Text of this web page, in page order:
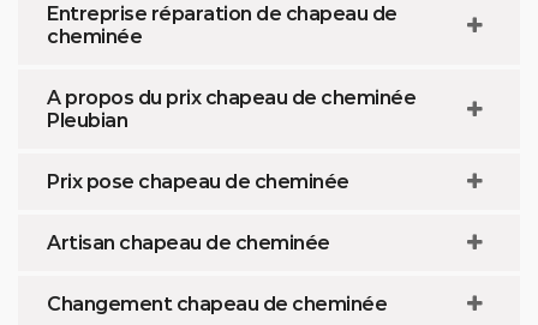
Entreprise réparation de chapeau de
cheminée
A propos du prix chapeau de cheminée
Pleubian
Prix pose chapeau de cheminée
Artisan chapeau de cheminée
Changement chapeau de cheminée